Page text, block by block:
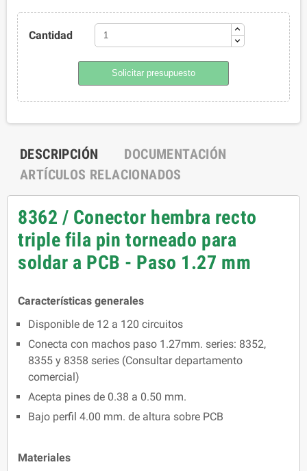
Cantidad
Solicitar presupuesto
DESCRIPCIÓN
DOCUMENTACIÓN
ARTÍCULOS RELACIONADOS
8362 / Conector hembra recto
triple fila pin torneado para
soldar a PCB - Paso 1.27 mm
Características generales
Disponible de 12 a 120 circuitos
Conecta con machos paso 1.27mm. series: 8352,
8355 y 8358 series (Consultar departamento
comercial)
Acepta pines de 0.38 a 0.50 mm.
Bajo perfil 4.00 mm. de altura sobre PCB
Materiales